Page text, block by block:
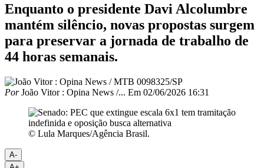
Enquanto o presidente Davi Alcolumbre
mantém silêncio, novas propostas surgem
para preservar a jornada de trabalho de
44 horas semanais.
PorJoão Vitor : Opina News /... Em 02/06/2026 16:31
© Lula Marques/Agência Brasil.
A-